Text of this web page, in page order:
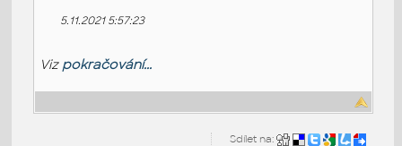
5.11.2021 5:57:23
Viz pokračování...
Sdílet na: